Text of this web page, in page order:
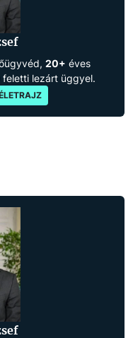
20+ éves
feletti lezárt üggyel.